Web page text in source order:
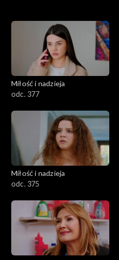
Miłość i nadzieja
odc. 377
Miłość i nadzieja
odc. 375